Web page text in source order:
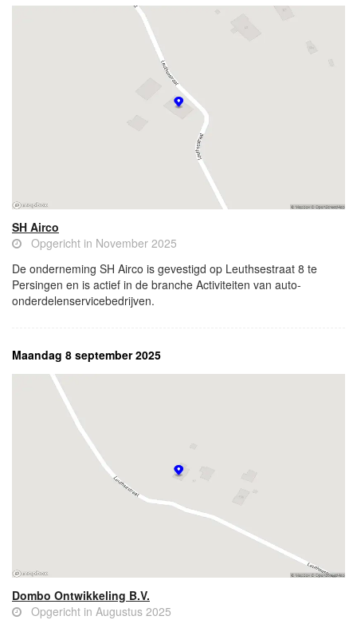
SH Airco
Opgericht in November 2025
De onderneming SH Airco is gevestigd op Leuthsestraat 8 te
Persingen en is actief in de branche Activiteiten van auto-
onderdelenservicebedrijven.
Maandag 8 september 2025
Dombo Ontwikkeling B.V.
Opgericht in Augustus 2025